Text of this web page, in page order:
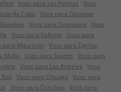
Voos para Las Palmas Voos
do Cabo Voos para Glasgow
Voos para Singapura Voos
Voos para Valletta Voos para
para Maurícias Voos para Djerba
Mahe Voos para Seattle Voos para
Voos para Los Angeles Voos
Voos para Chicago Voos para
Voos para Cracóvia Voos para